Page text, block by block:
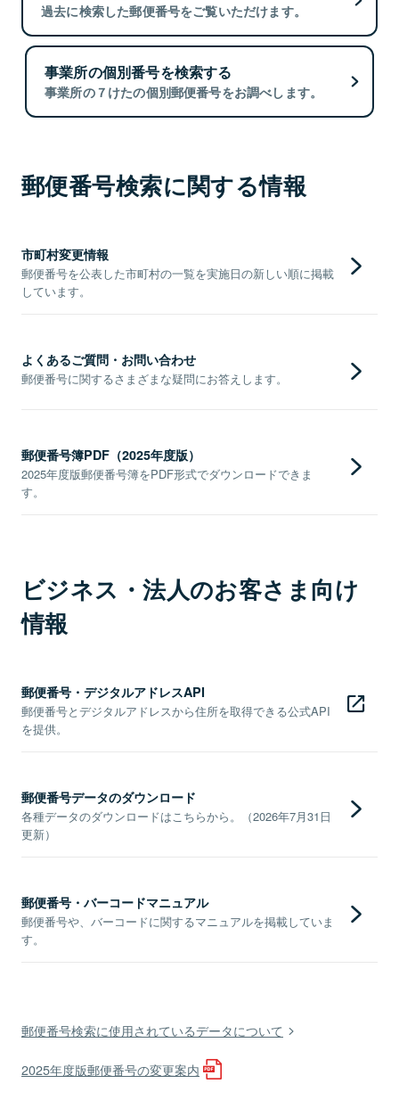
過去に検索した郵便番号をご覧いただけます。
事業所の個別番号を検索する
事業所の７けたの個別郵便番号をお調べします。
郵便番号検索に関する情報
市町村変更情報
郵便番号を公表した市町村の一覧を実施日の新しい順に掲載
しています。
よくあるご質問・お問い合わせ
郵便番号に関するさまざまな疑問にお答えします。
郵便番号簿PDF（2025年度版）
2025年度版郵便番号簿をPDF形式でダウンロードできま
す。
ビジネス・法人のお客さま向け
情報
郵便番号・デジタルアドレスAPI
郵便番号とデジタルアドレスから住所を取得できる公式API
を提供。
郵便番号データのダウンロード
各種データのダウンロードはこちらから。（2026年7月31日
更新）
郵便番号・バーコードマニュアル
郵便番号や、バーコードに関するマニュアルを掲載していま
す。
郵便番号検索に使用されているデータについて
2025年度版郵便番号の変更案内